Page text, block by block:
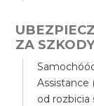
ZA
Assistance
od rozbicia